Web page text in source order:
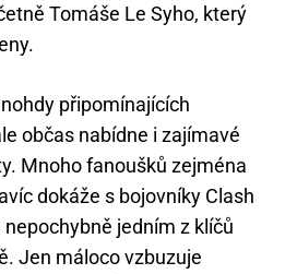
Tomáše Le Syho, který
připomínajících
občas nabídne i zajímavé
Mnoho fanoušků zejména
dokáže s bojovníky Clash
jedním z klíčů
Jen máloco vzbuzuje